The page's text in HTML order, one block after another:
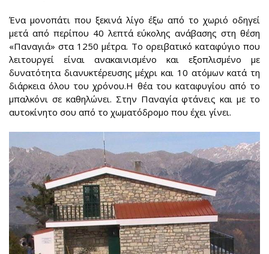
Ένα μονοπάτι που ξεκινά λίγο έξω από το χωριό οδηγεί
μετά από περίπου 40 λεπτά εύκολης ανάβασης στη θέση
«Παναγιά» στα 1250 μέτρα. Το ορειβατικό καταφύγιο που
λειτουργεί είναι ανακαινισμένο και εξοπλισμένο με
δυνατότητα διανυκτέρευσης μέχρι και 10 ατόμων κατά τη
διάρκεια όλου του χρόνου.Η θέα του καταφυγίου από το
μπαλκόνι σε καθηλώνει. Στην Παναγία φτάνεις και με το
αυτοκίνητο σου από το χωματόδρομο που έχει γίνει.